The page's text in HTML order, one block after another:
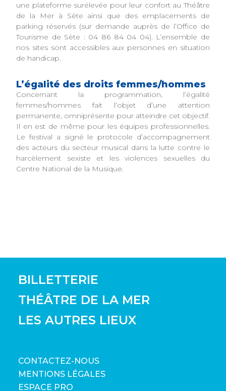
une plateforme surélevée pour leur confort au Théâtre
de la Mer à Sète ainsi que des emplacements de
parking réservés (sur demande auprès de l’Office de
Tourisme de Sète : 04 86 84 04 04). L’ensemble de
nos sites sont accessibles aux personnes en situation
de handicap.
L’égalité des droits femmes/hommes
Concernant la programmation, l’égalité
femmes/hommes fait l’objet d’une attention
permanente, omniprésente pour atteindre cet objectif.
Il en est de même pour les équipes professionnelles.
Le festival a signé le protocole d’accompagnement
des acteurs du secteur musical dans la lutte contre le
harcèlement sexiste et les violences sexuelles du
Centre National de la Musique.
BILLETTERIE
THÉÂTRE DE LA MER
LES AUTRES LIEUX
CONTACTEZ-NOUS
MENTIONS LÉGALES
ESPACE PRO